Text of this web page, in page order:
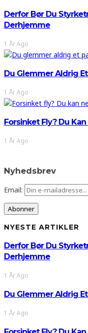
Derfor Bør Du
Derhjemme
1 År Ago
Du Glemmer Aldrig
1 År Ago
Forsinket Fly? Du
1 År Ago
Nyhedsbrev
Email:
NYESTE ARTIKLER
Derfor Bør Du
Derhjemme
1 År Ago
Du Glemmer Aldrig
1 År Ago